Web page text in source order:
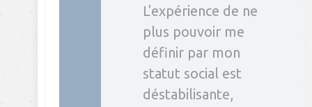
L'expérience de ne
plus pouvoir me
définir par mon
statut social est
déstabilisante,